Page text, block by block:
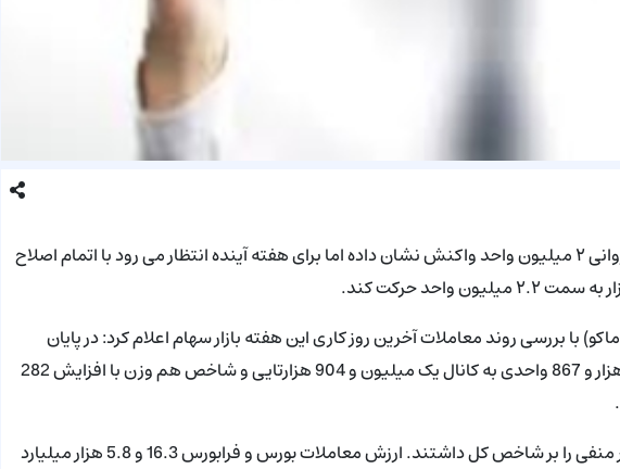
هرچند طی چند روز اخیر شاخص به مقاومت روانی ۲ میلیون واحد واکنش نشان داده اما برای هفته آینده انتظار می رود با اتمام اصلاح
واحد حرکت کند.
با بررسی روند معاملات آخرین روز کاری این هفته بازار سهام اعلام کرد: در پایان
معاملات چهارشنبه شاخص کل با کاهش 36 هزار و 867 واحدی به کانال یک میلیون و 904 هزارتایی و شاخص هم وزن با افزایش 282
نماد‌های "فولاد، فارس، فملی" بیشترین تاثیر منفی را بر شاخص کل داشتند. ارزش معاملات بورس و فرابورس 16.3 و 5.8 هزار میلیارد